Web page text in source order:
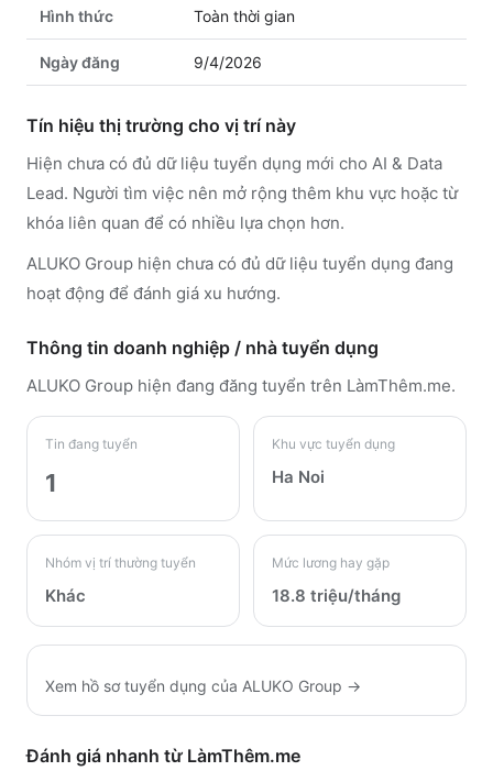
Hình thức Toàn thời gian
Ngày đăng 9/4/2026
Tín hiệu thị trường cho vị trí này
Hiện chưa có đủ dữ liệu tuyển dụng mới cho AI & Data
Lead. Người tìm việc nên mở rộng thêm khu vực hoặc từ
khóa liên quan để có nhiều lựa chọn hơn.
ALUKO Group hiện chưa có đủ dữ liệu tuyển dụng đang
hoạt động để đánh giá xu hướng.
Thông tin doanh nghiệp / nhà tuyển dụng
ALUKO Group hiện đang đăng tuyển trên LàmThêm.me.
Tin đang tuyển
1
Khu vực tuyển dụng
Ha Noi
Nhóm vị trí thường tuyển
Khác
Mức lương hay gặp
18.8 triệu/tháng
Xem hồ sơ tuyển dụng của ALUKO Group →
Đánh giá nhanh từ LàmThêm.me